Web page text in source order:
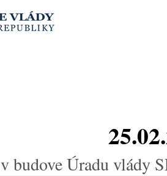
v budove Úradu vlády